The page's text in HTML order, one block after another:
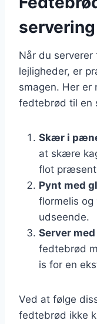
Når du
lejligheder, er
smagen. Her er
fedtebrød til en
Skær i
at skære
flot
Pynt med
flormelis og
udseende.
Server
fedtebrød
is for en
Ved at følge
fedtebrød ikke